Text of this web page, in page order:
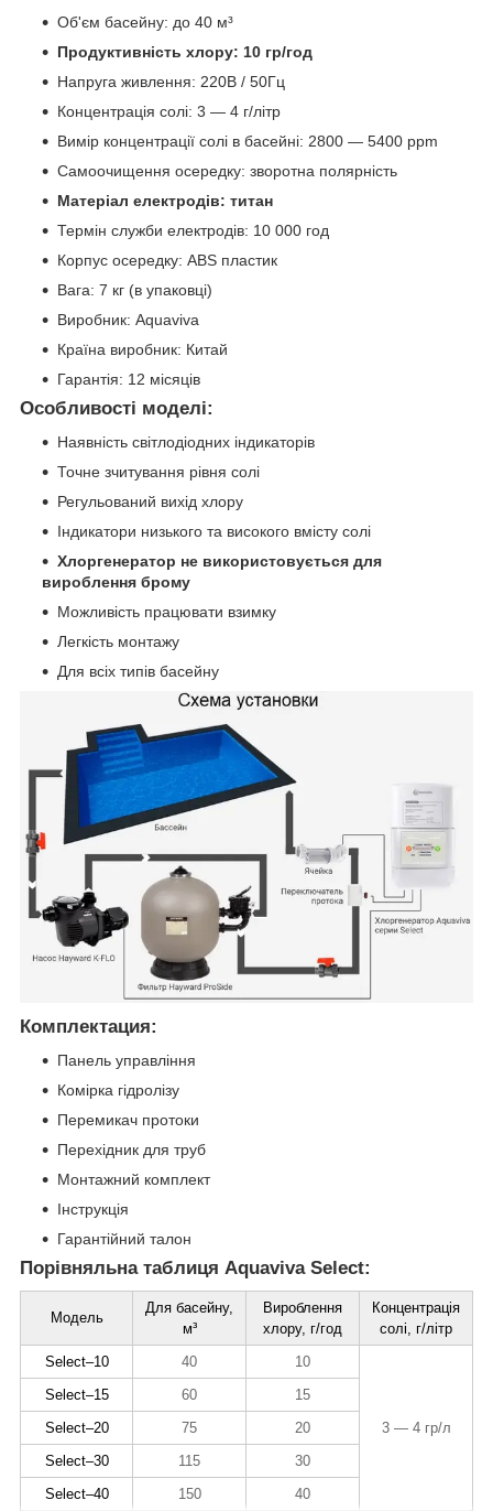
Об'єм басейну: до 40 м³
Продуктивність хлору: 10 гр/год
Напруга живлення: 220В / 50Гц
Концентрація солі: 3 — 4 г/літр
Вимір концентрації солі в басейні: 2800 — 5400 ppm
Самоочищення осередку: зворотна полярність
Матеріал електродів: титан
Термін служби електродів: 10 000 год
Корпус осередку: ABS пластик
Вага: 7 кг (в упаковці)
Виробник: Aquaviva
Країна виробник: Китай
Гарантія: 12 місяців
Особливості моделі:
Наявність світлодіодних індикаторів
Точне зчитування рівня солі
Регульований вихід хлору
Індикатори низького та високого вмісту солі
Хлоргенератор не використовується для
вироблення брому
Можливість працювати взимку
Легкість монтажу
Для всіх типів басейну
Комплектация:
Панель управління
Комірка гідролізу
Перемикач протоки
Перехідник для труб
Монтажний комплект
Інструкція
Гарантійний талон
Порівняльна таблиця Aquaviva Select:
Модель
Для басейну,
м³
Вироблення
хлору, г/год
Концентрація
солі, г/літр
Select–10
40 10
3 — 4 гр/л
Select–15 60
15
Select–20
75
20
Select–30
115
30
Select–40
150 40